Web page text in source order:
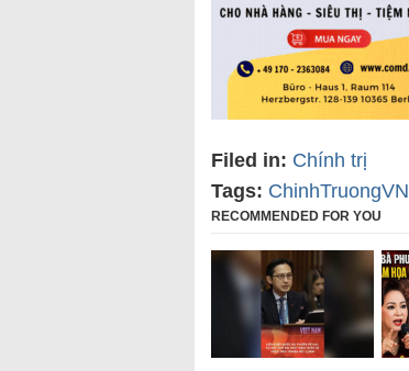
Filed in: Chính trị
Tags: ChinhTruongVN
RECOMMENDED FOR YOU